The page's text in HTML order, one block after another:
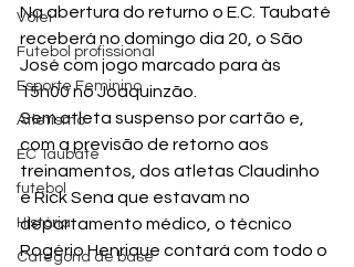
Vôlei
Futebol profissional
Esporte Feminino
Atletismo
EC Taubaté
futebol
História
Categoria de base
Na abertura do returno o E.C. Taubaté
receberá no domingo dia 20, o São
José com jogo marcado para às
15h00 no Joaquinzão.
Sem atleta suspenso por cartão e,
com a previsão de retorno aos
treinamentos, dos atletas Claudinho
e Rick Sena que estavam no
departamento médico, o técnico
Rogério Henrique contará com todo o